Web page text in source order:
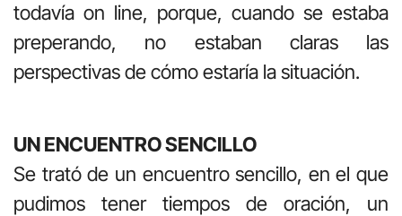
todavía on line, porque, cuando se estaba
preperando, no estaban claras las
perspectivas de cómo estaría la situación.
UN ENCUENTRO SENCILLO
Se trató de un encuentro sencillo, en el que
pudimos tener tiempos de oración, un